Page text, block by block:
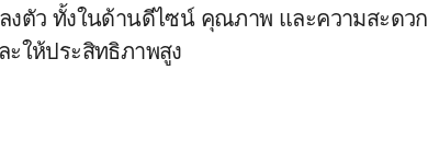
งตัว ทั้งในด้านดีไซน์ คุณภาพ และความสะดวก
ะให้ประสิทธิภาพสูง